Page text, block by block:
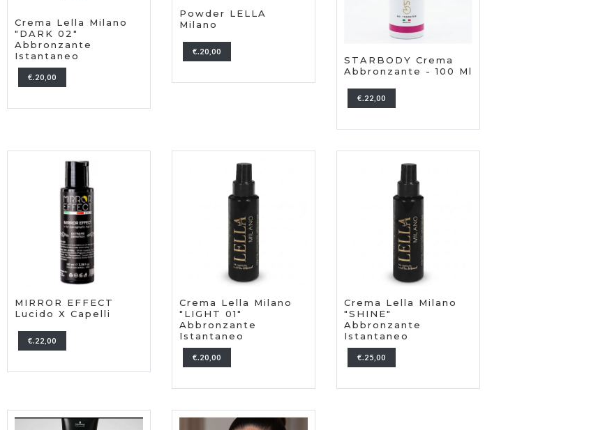
Crema Lella Milano
"DARK 02"
Abbronzante
Istantaneo
€.20,00
Powder LELLA
Milano
€.20,00
STARBODY Crema
Abbronzante - 100 Ml
€.22,00
MIRROR EFFECT
Lucido X Capelli
€.22,00
Crema Lella Milano
"LIGHT 01"
Abbronzante
Istantaneo
€.20,00
Crema Lella Milano
"SHINE"
Abbronzante
Istantaneo
€.25,00